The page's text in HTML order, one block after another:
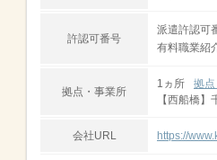
許認可番号
派遣許認可
有料職業紹
拠点・事業所
1ヵ所
拠
【西船橋
会社URL https://